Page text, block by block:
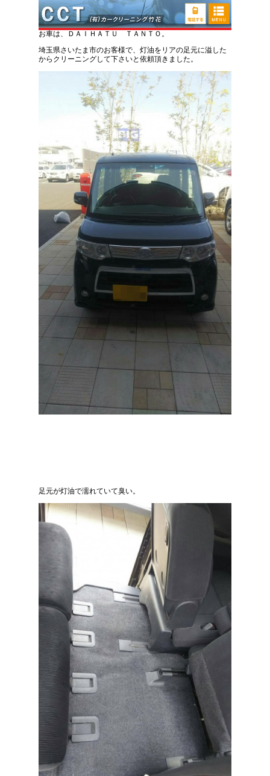
ダイハツ タント 灯油こぼし汚れ・臭い取り車
内清掃
お車は、ＤＡＩＨＡＴＵ ＴＡＮＴＯ。
埼玉県さいたま市のお客様で、灯油をリアの足元に溢した
からクリーニングして下さいと依頼頂きました。
足元が灯油で濡れていて臭い。